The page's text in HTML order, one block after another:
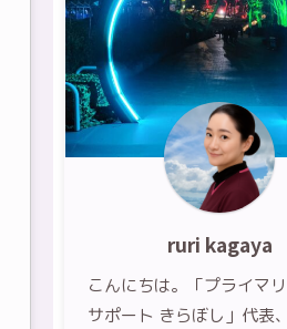
ruri kagaya
こんにちは。「プライマ
サポート きらぼし」代表